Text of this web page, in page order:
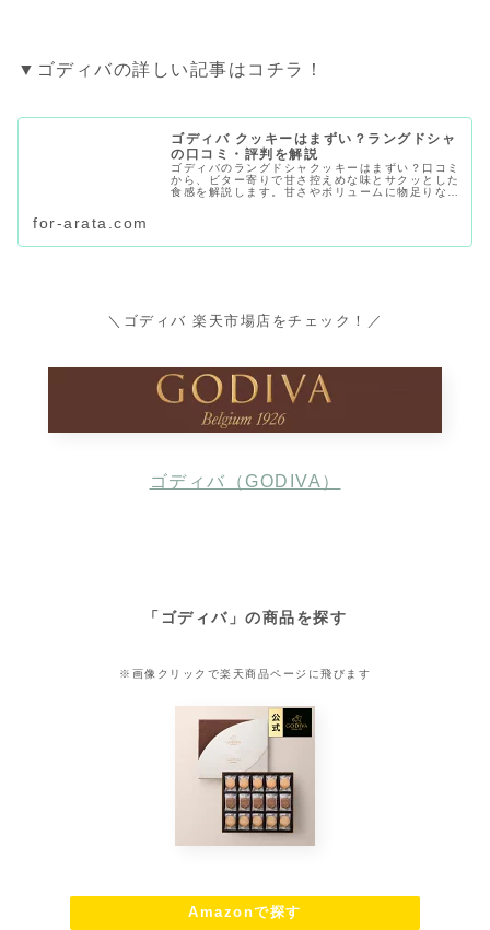
▼ゴディバの詳しい記事はコチラ！
ゴディバ クッキーはまずい？ラングドシャ
の口コミ・評判を解説
ゴディバのラングドシャクッキーはまずい？口コミ
から、ビター寄りで甘さ控えめな味とサクッとした
食感を解説します。甘さやボリュームに物足りなさ
for-arata.com
＼ゴディバ 楽天市場店をチェック！／
ゴディバ（GODIVA）
「ゴディバ」の商品を探す
※画像クリックで楽天商品ページに飛びます
Amazonで探す